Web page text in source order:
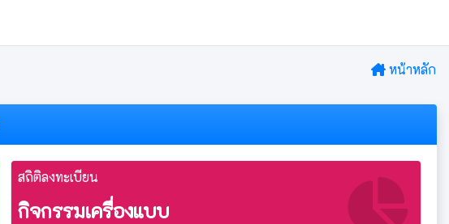
หน้าหลัก
สถิติลงทะเบียน
กิจกรรมเครื่องแบบ